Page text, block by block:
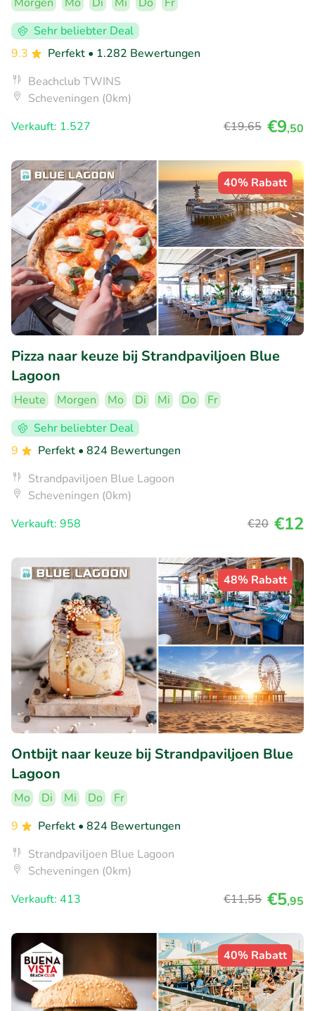
Sehr beliebter Deal
9.3
Perfekt • 1.282 Bewertungen
Beachclub TWINS
Scheveningen (0km)
Verkauft: 1.527
€19,65 €9,50
40% Rabatt
Pizza naar keuze bij Strandpaviljoen Blue
Lagoon
Heute Morgen Mo Di Mi Do
Fr
Sehr beliebter Deal
9
Perfekt • 824 Bewertungen
Strandpaviljoen Blue Lagoon
Scheveningen (0km)
Verkauft: 958
€20 €12
48% Rabatt
Ontbijt naar keuze bij Strandpaviljoen Blue
Lagoon
Mo Di Mi Do
Fr
9
Perfekt • 824 Bewertungen
Strandpaviljoen Blue Lagoon
Scheveningen (0km)
Verkauft: 413
€11,55 €5,95
40% Rabatt